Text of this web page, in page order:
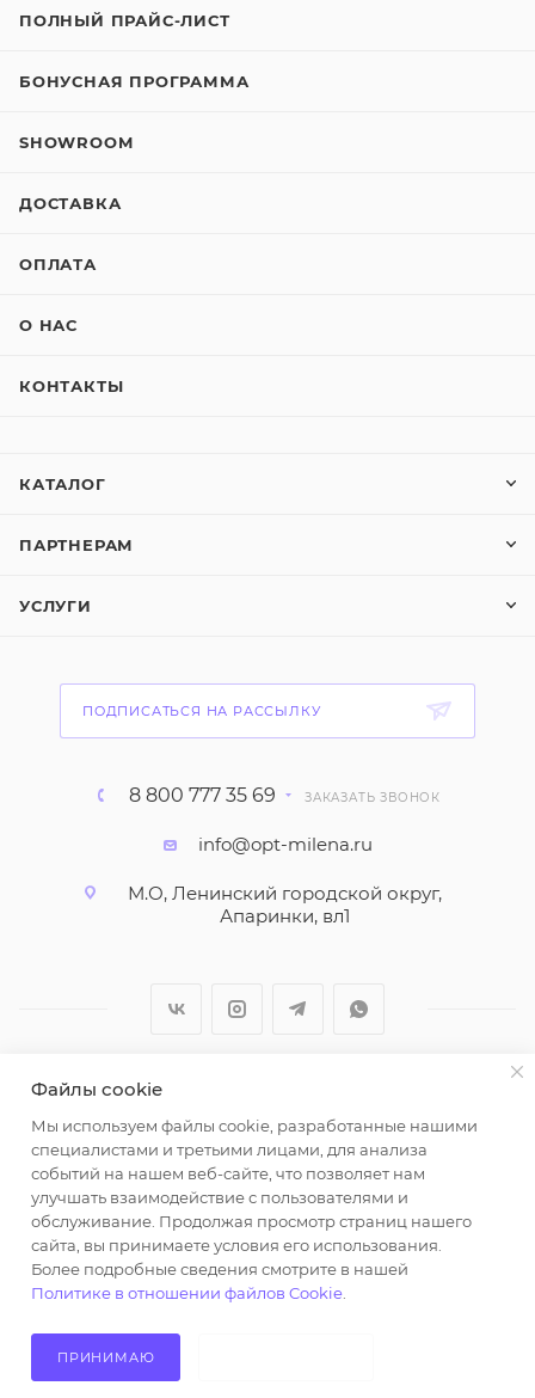
ПОЛНЫЙ ПРАЙС-ЛИСТ
БОНУСНАЯ ПРОГРАММА
SHOWROOM
ДОСТАВКА
ОПЛАТА
О НАС
КОНТАКТЫ
КАТАЛОГ
ПАРТНЕРАМ
УСЛУГИ
ПОДПИСАТЬСЯ НА РАССЫЛКУ
8 800 777 35 69 ЗАКАЗАТЬ ЗВОНОК
info@opt-milena.ru
М.О, Ленинский городской округ,
Апаринки, вл1
2026 © ООО "Вайт Текстиль групп"
Любая информация на сайте носит справочный
характер и не является публичной офертой
определяемой положениями пункта 2 статьи 437
Гражданского кодекса Российской Федерации.
Использование любых материалов, опубликованных
на https://opt-milena.ru, допустимо только при
наличии письменного разрешения редакции и
активной ссылки на https://opt-milena.ru
Файлы cookie
Мы используем файлы cookie, разработанные нашими
специалистами и третьими лицами, для анализа
событий на нашем веб-сайте, что позволяет нам
улучшать взаимодействие с пользователями и
обслуживание. Продолжая просмотр страниц нашего
сайта, вы принимаете условия его использования.
Более подробные сведения смотрите в нашей
Политике в отношении файлов Cookie
ПРИНИМАЮ